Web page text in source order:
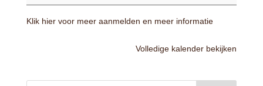
Klik hier voor meer aanmelden en meer informatie
Volledige kalender bekijken